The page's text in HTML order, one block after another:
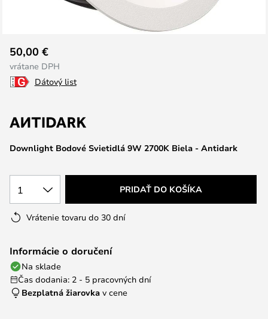
na
začiatok
galérie
Downlight Bodové Svietidlá 9W 2700K Biela - Antidark
50,00 €
vrátane DPH
Dátový list
1 PRIDAŤ DO KOŠÍKA
Vrátenie tovaru do 30 dní
Informácie o doručení
Na sklade
Čas dodania: 2 - 5 pracovných dní
Bezplatná žiarovka v cene